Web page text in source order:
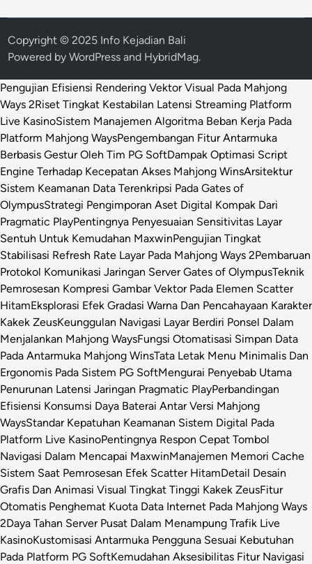
Copyright © 2025 Info Kejadian Bali
Powered byWordPress and HybridMag.
Pengujian Efisiensi Rendering Vektor Visual Pada Mahjong
Ways 2Riset Tingkat Kestabilan Latensi Streaming Platform
Live KasinoSistem Manajemen Algoritma Beban Kerja Pada
Platform Mahjong WaysPengembangan Fitur Antarmuka
Berbasis Gestur Oleh Tim PG SoftDampak Optimasi Script
Engine Terhadap Kecepatan Akses Mahjong WinsArsitektur
Sistem Keamanan Data Terenkripsi Pada Gates of
OlympusStrategi Pengimporan Aset Digital Kompak Dari
Pragmatic PlayPentingnya Penyesuaian Sensitivitas Layar
Sentuh Untuk Kemudahan MaxwinPengujian Tingkat
Stabilisasi Refresh Rate Layar Pada Mahjong Ways 2Pembaruan
Protokol Komunikasi Jaringan Server Gates of OlympusTeknik
Pemrosesan Kompresi Gambar Vektor Pada Elemen Scatter
HitamEksplorasi Efek Gradasi Warna Dan Pencahayaan Karakter
Kakek ZeusKeunggulan Navigasi Layar Berdiri Ponsel Dalam
Menjalankan Mahjong WaysFungsi Otomatisasi Simpan Data
Pada Antarmuka Mahjong WinsTata Letak Menu Minimalis Dan
Ergonomis Pada Sistem PG SoftMengurai Penyebab Utama
Penurunan Latensi Jaringan Pragmatic PlayPerbandingan
Efisiensi Konsumsi Daya Baterai Antar Versi Mahjong
WaysStandar Kepatuhan Keamanan Sistem Digital Pada
Platform Live KasinoPentingnya Respon Cepat Tombol
Navigasi Dalam Mencapai MaxwinManajemen Memori Cache
Sistem Saat Pemrosesan Efek Scatter HitamDetail Desain
Grafis Dan Animasi Visual Tingkat Tinggi Kakek ZeusFitur
Otomatis Penghemat Kuota Data Internet Pada Mahjong Ways
2Daya Tahan Server Pusat Dalam Menampung Trafik Live
KasinoKustomisasi Antarmuka Pengguna Sesuai Kebutuhan
Pada Platform PG SoftKemudahan Aksesibilitas Fitur Navigasi